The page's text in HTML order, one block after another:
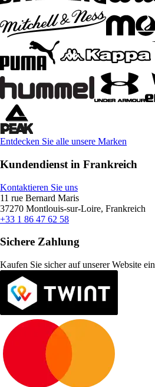
Entdecken Sie alle unsere Marken
Kundendienst in Frankreich
Kontaktieren Sie uns
11 rue Bernard Maris
37270 Montlouis-sur-Loire, Frankreich
+33 1 86 47 62 58
Sichere Zahlung
Kaufen Sie sicher auf unserer Website ein